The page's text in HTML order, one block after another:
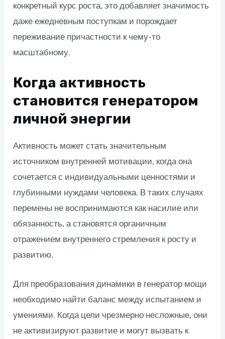
конкретный курс роста, это добавляет значимость
даже ежедневным поступкам и порождает
переживание причастности к чему-то
масштабному.
Когда активность
становится генератором
личной энергии
Активность может стать значительным
источником внутренней мотивации, когда она
сочетается с индивидуальными ценностями и
глубинными нуждами человека. В таких случаях
перемены не воспринимаются как насилие или
обязанность, а становятся органичным
отражением внутреннего стремления к росту и
развитию.
Для преобразования динамики в генератор мощи
необходимо найти баланс между испытанием и
умениями. Когда цели чрезмерно несложные, они
не активизируют развитие и могут вызвать к